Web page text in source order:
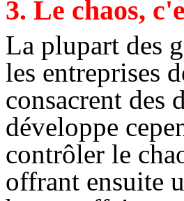
3. Le chaos,
La plupart des
les entreprises
consacrent des
développe
contrôler le
offrant ensuite